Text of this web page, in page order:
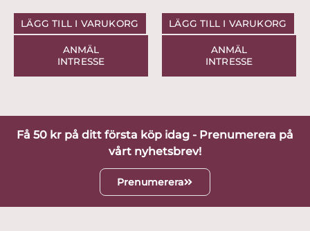
LÄGG TILL I VARUKORG
ANMÄL
INTRESSE
LÄGG TILL I VARUKORG
ANMÄL
INTRESSE
Få 50 kr på ditt första köp idag - Prenumerera på
vårt nyhetsbrev!
Prenumerera